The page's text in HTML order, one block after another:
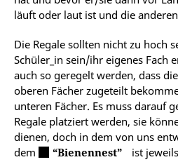
läuft oder laut ist und die
Die Regale sollten nicht zu hoch
Schüler_in sein/ihr eigenes Fach
auch so geregelt werden, dass
oberen Fächer zugeteilt
unteren Fächer. Es muss darauf
Regale platziert werden, sie
dienen, doch in dem von uns
dem
“Bienennest”
ist